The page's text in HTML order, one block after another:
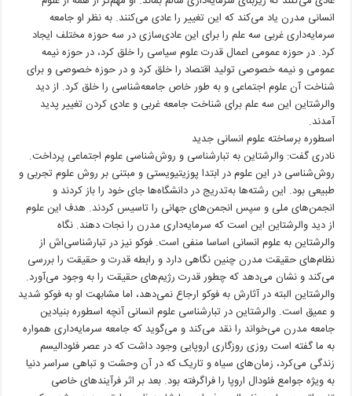
انسانی مدرن یاد می‌کند که این تغییر را عادی می‌کنند. به نظر او جامعه
سرمایه‌داری غربی سه علم را برای این عادی‌سازی در سه حوزه مختلف ایجاد
کرد. در حوزه عمومی اعمال قدرت علوم سیاسی را خلق کرد، در حوزه نیمه
عمومی و نیمه خصوصی تولید اقتصاد را خلق کرد و در حوزه خصوصی و برای
شناخت آن علوم اجتماعی و به طور خاص جامعه‌شناسی را خلق کرد. از دید
والرشتاین این سه علم برای شناخت جامعه غربی و عادی کردن تغییر پدید
آمدند.
اسطوره برساخته علوم انسانی جدید
نادری گفت: والرشتاین به تبارشناسی و روش‌شناسی علوم اجتماعی پرداخت.
روش‌شناسی در این علوم در ابتدا پوزیتیویستی و مبتنی بر روش علوم تجربی و
طبیعی بود. این رشته‌ها به‌تدریج در دانشگاه‌ها جای خود را باز کردند و
انجمن‌های ملی و سپس انجمن‌های جهانی را تاسیس کردند. هدف این علوم
از دید والرشتاین این است که سرمایه‌داری مدرن را نجات دهند. نگاه
والرشتاین به علوم انسانی اساسا منفی است. فوکو نیز در تبارشناسی‌اش از
نظام‌های حقیقت مدرن چنین نگاهی دارد و رابطه قدرت و حقیقت را بررسی
می‌کند و نشان می‌دهد که چطور قدرت رژیم‌های حقیقت را به وجود می‌آورد.
والرشتاین البته در آثارش به فوکو ارجاع نمی‌دهد، اما مشابهت او به فوکو شدید
و عمیق است. والرشتاین در تبارشناسی علوم انسانی آنچه اسطوره بنیادین
جامعه مدرن می‌خواند را نقد می‌کند و می‌گوید که جامعه سرمایه‌داری همواره
به ما گفته است روزی روزگاری اروپایی وجود داشت که در عصر فئودالیسم
زندگی می‌کرد، زمان‌های سیاه و تاریک که در آن وحشت و تباهی سراسر دنیا
به ویژه جوامع فئودال اروپا را فراگرفته بود. بعد بر اثر فرآیندهای خاصی